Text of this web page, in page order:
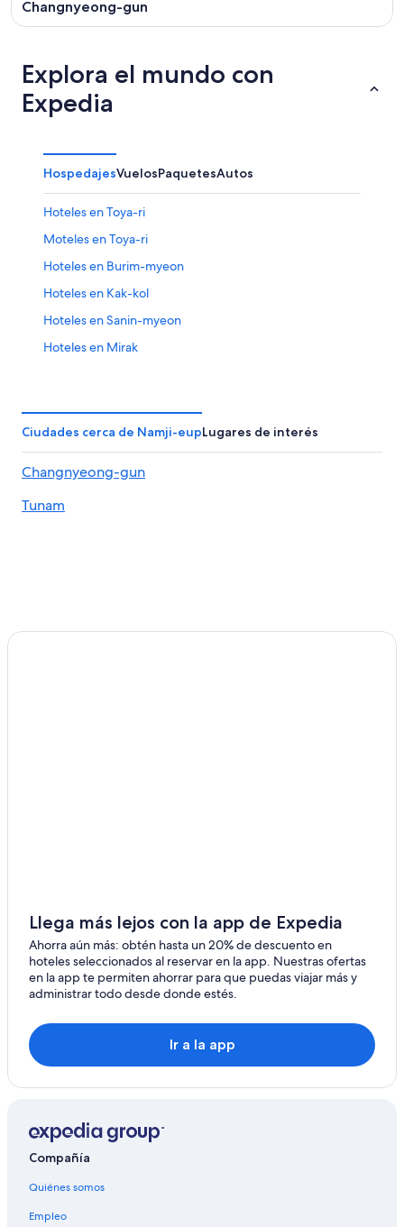
Changnyeong-gun
Explora el mundo con
Expedia
HospedajesVuelosPaquetesAutos
Hoteles en Toya-ri
Moteles en Toya-ri
Hoteles en Burim-myeon
Hoteles en Kak-kol
Hoteles en Sanin-myeon
Hoteles en Mirak
Hoteles 4 estrellas en Sa-mal
Moteles en Jinyeong-eup
Pensiones en Iwol
Hoteles en Yuha-ri
Moteles en Moan
Hoteles en Jisu-myeon
Hoteles de Independent en Muha
Hoteles en Sangi-ri
Hoteles en Yuo-myeon
Moteles en Yuo-myeon
Hoteles en Yusang
Hoteles en Anin
Hoteles en Haman
Hoteles en Manha
Ciudades cerca de Namji-eupLugares de interés
Changnyeong-gun
Tunam
Llega más lejos con la app de Expedia
Ahorra aún más: obtén hasta un 20% de descuento en
hoteles seleccionados al reservar en la app. Nuestras ofertas
en la app te permiten ahorrar para que puedas viajar más y
administrar todo desde donde estés.
Ir a la app
Compañía
Quiénes somos
Empleo